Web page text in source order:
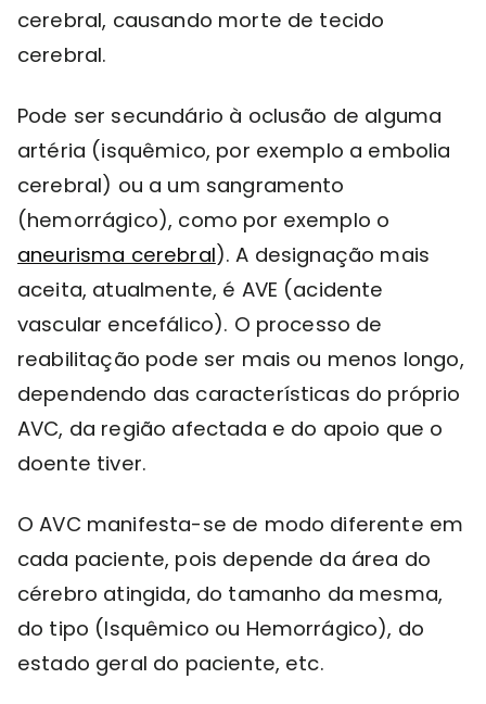
cerebral, causando morte de tecido
cerebral.
Pode ser secundário à oclusão de alguma
artéria (isquêmico, por exemplo a embolia
cerebral) ou a um sangramento
(hemorrágico), como por exemplo o
aneurisma cerebral). A designação mais
aceita, atualmente, é AVE (acidente
vascular encefálico). O processo de
reabilitação pode ser mais ou menos longo,
dependendo das características do próprio
AVC, da região afectada e do apoio que o
doente tiver.
O AVC manifesta-se de modo diferente em
cada paciente, pois depende da área do
cérebro atingida, do tamanho da mesma,
do tipo (Isquêmico ou Hemorrágico), do
estado geral do paciente, etc.